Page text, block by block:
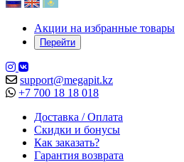
Акции на избранные товары
Перейти
support@megapit.kz
+7 700 18 18 018
Доставка / Оплата
Скидки и бонусы
Как заказать?
Гарантия возврата